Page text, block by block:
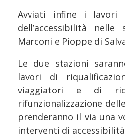
Avviati infine i lavori
dell’accessibilità
Marconi e Pioppe di
Le due stazioni
lavori di
viaggiatori e di
rifunzionalizzazione
prenderanno il via una
interventi di